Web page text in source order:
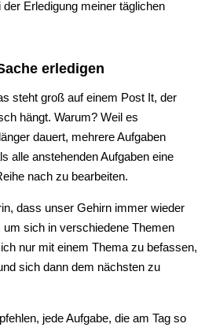
Erledigung meiner täglichen
erledigen
steht groß auf einem Post It, der
hängt. Warum? Weil es
dauert, mehrere Aufgaben
alle anstehenden Aufgaben eine
nach zu bearbeiten.
dass unser Gehirn immer wieder
um sich in verschiedene Themen
nur mit einem Thema zu befassen,
sich dann dem nächsten zu
jede Aufgabe, die am Tag so